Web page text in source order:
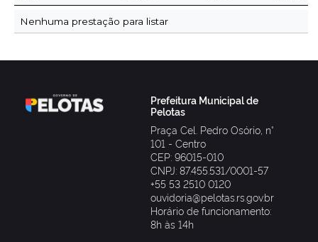
Nenhuma prestação para listar
Prefeitura Municipal de
Pelotas
Praça Cel. Pedro Osório, n°
101 - Centro
CEP: 96015-010
CNPJ: 87.455.531/0001-57
+55 53 2510 0120
ouvidoria@pelotas.rs.gov.br
Horário de funcionamento:
8h às 14h